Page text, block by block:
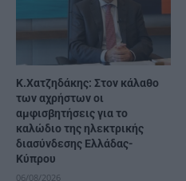
Κ.Χατζηδάκης: Στον κάλαθο
των αχρήστων οι
αμφισβητήσεις για το
καλώδιο της ηλεκτρικής
διασύνδεσης Ελλάδας-
Κύπρου
06/08/2026